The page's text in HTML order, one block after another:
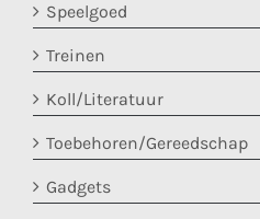
Speelgoed
Treinen
Koll/Literatuur
Toebehoren/Gereedschap
Gadgets